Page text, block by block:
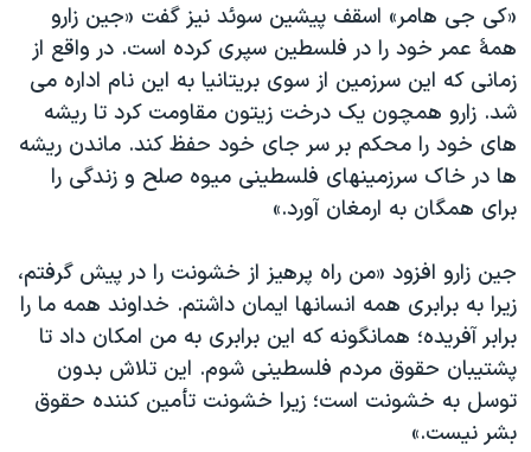
«کی جی هامر» اسقف پيشين سوئد نيز گفت «جين زارو
همۀ عمر خود را در فلسطين سپری کرده است. در واقع از
زمانی که اين سرزمين از سوی بريتانيا به اين نام اداره می
شد. زارو همچون يک درخت زيتون مقاومت کرد تا ريشه
های خود را محکم بر سر جای خود حفظ کند. ماندن ريشه
ها در خاک سرزمينهای فلسطينی ميوه صلح و زندگی را
برای همگان به ارمغان آورد.»
جين زارو افزود «من راه پرهيز از خشونت را در پيش گرفتم،
زيرا به برابری همه انسانها ايمان داشتم. خداوند همه ما را
برابر آفريده؛ همانگونه که اين برابری به من امکان داد تا
پشتيبان حقوق مردم فلسطينی شوم. اين تلاش بدون
توسل به خشونت است؛ زيرا خشونت تأمين کننده حقوق
بشر نيست.»